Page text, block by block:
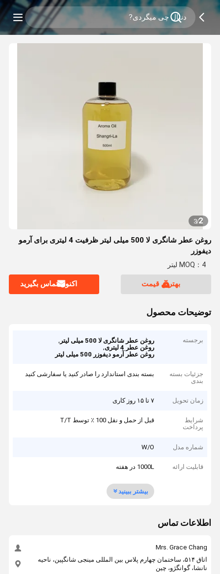
2
/
3
روغن عطر شانگری لا 500 میلی لیتر ظرفیت 4 لیتری برای آرمو
دیفوزر
MOQ：4 لیتر
بهترین قیمت اکنون تماس بگیرید
توضیحات محصول
برجسته روغن عطر شانگری لا 500 میلی لیتر
,
روغن عطر 4 لیتری
,
روغن عطر آرمو دیفوزر 500 میلی لیتر
جزئیات بسته
بندی
بسته بندی استاندارد را صادر کنید یا سفارشی کنید
زمان تحویل ۷ تا ۱۵ روز کاری
شرایط
پرداخت
قبل از حمل و نقل 100 ٪ توسط T/T
شماره مدل W/O
قابلیت ارائه 1000L در هفته
بیشتر ببینید
اطلاعات تماس
Mrs. Grace Chang
اتاق ۵۱۴، ساختمان چهارم پلاس بین المللی مینجی شانگپین، ناحیه
نانشا، گوانگژو، چین